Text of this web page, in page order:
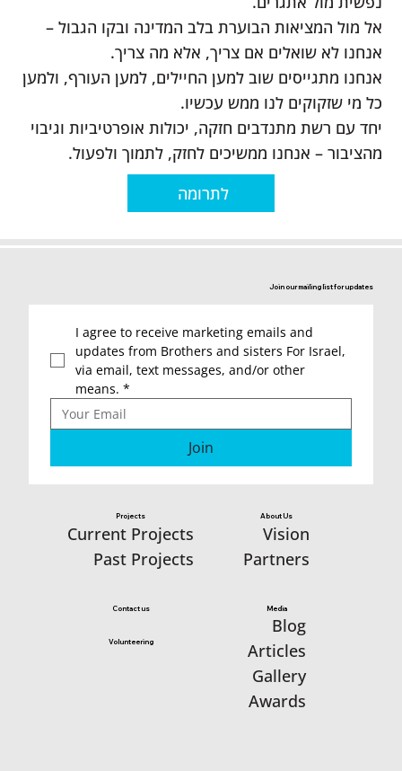
אל מול המציאות הבוערת בלב המדינה ובקו הגבול –
אנחנו לא שואלים אם צריך, אלא מה צריך.
אנחנו מתגייסים שוב למען החיילים, למען העורף, ולמען
כל מי שזקוקים לנו ממש עכשיו.
יחד עם רשת מתנדבים חזקה, יכולות אופרטיביות וגיבוי
מהציבור – אנחנו ממשיכים לחזק, לתמוך ולפעול.
לתרומה
Join our mailing list for updates
I agree to receive marketing emails and
updates from Brothers and sisters For Israel,
via email, text messages, and/or other
means. *
Join
About Us
Vision
Partners
Projects
Current Projects
Past Projects
Media
Blog
Articles
Gallery
Awards
Volunteering
Contact us